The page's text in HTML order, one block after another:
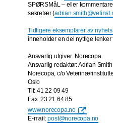
SPØRSMåL – eller
sekretær (
Tidligere eksemplarer av
inneholder en del nyttige
Ansvarlig utgiver: Norecopa
Ansvarlig redaktør: Adrian
Norecopa, c/o
Oslo
Tlf: 41 22 09 49
Fax: 23 21 64 85
www.norecopa.no
E-mail:post@norecopa.no